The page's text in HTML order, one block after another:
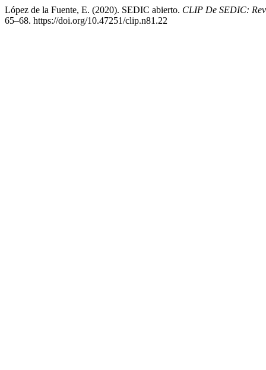
López de la Fuente, E. (2020). SEDIC abierto. CLIP De SEDIC:
65–68. https://doi.org/10.47251/clip.n81.22